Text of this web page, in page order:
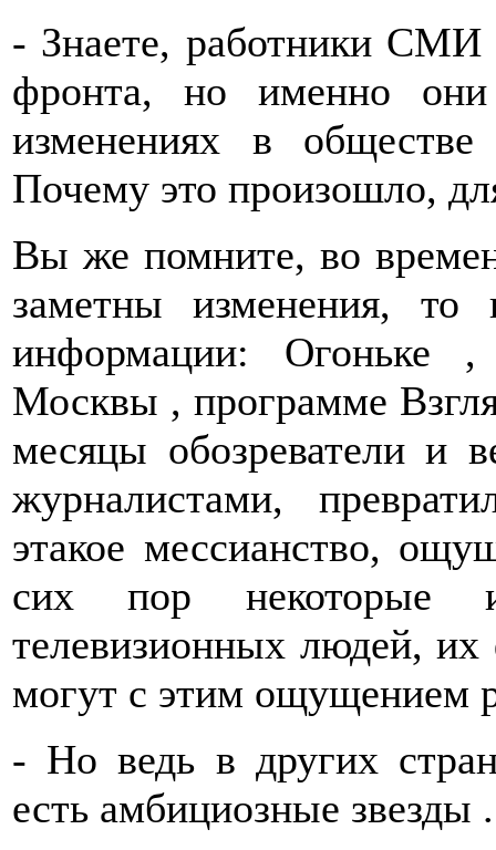
- Знаете, работники СМИ
фронта, но именно
изменениях в
Почему это произошло,
Вы же помните, во
заметны изменения, то
информации: Огоньке
Москвы , программе
месяцы обозреватели и
журналистами,
этакое мессианство,
сих пор некоторые
телевизионных людей,
могут с этим ощущением
- Но ведь в других
есть амбициозные звезды .